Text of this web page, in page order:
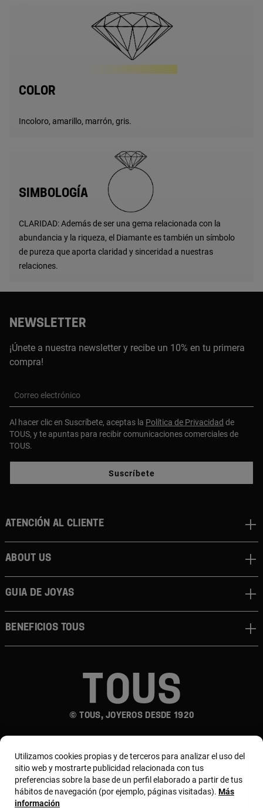
COLOR
Incoloro, amarillo, marrón, gris.
SIMBOLOGÍA
CLARIDAD: Además de ser una gema relacionada con la
abundancia y la riqueza, el Diamante es también un símbolo
de pureza que aporta claridad y sinceridad a nuestras
relaciones.
NEWSLETTER
¡Únete a nuestra newsletter y recibe un 10% en tu primera
compra!
Correo electrónico
Al hacer clic en Suscríbete, aceptas la Política de Privacidad de
TOUS, y te apuntas para recibir comunicaciones comerciales de
TOUS.
Suscríbete
© TOUS, JOYEROS DESDE 1920
Atención al cliente
About us
Guia de joyas
Beneficios TOUS
País y moneda:
Utilizamos cookies propias y de terceros para analizar el uso del
sitio web y mostrarte publicidad relacionada con tus
preferencias sobre la base de un perfil elaborado a partir de tus
hábitos de navegación (por ejemplo, páginas visitadas). Más
información